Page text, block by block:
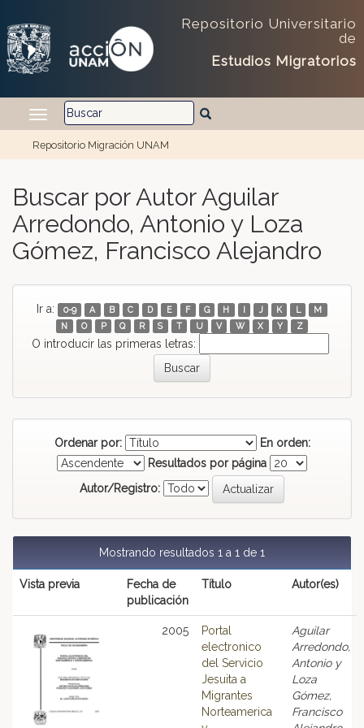
Repositorio Universitario
de
Estudios Migratorios
Repositorio Migración UNAM
Buscar por Autor Aguilar
Arredondo, Antonio y Loza
Gómez, Francisco Alejandro
Ir a: 0-9 A B C D E F G H I J K L
M
N
O P Q R S T U V W X Y Z
O introducir las primeras letras:
Ordenar por:
En orden:
Resultados por página
Autor/Registro:
Mostrando resultados 1 a 1 de 1
Vista previa
Fecha de
publicación
Título Autor(es)
2005
Portal
electronico
del Servicio
Jesuita a
Migrantes
Norteamerica
Aguilar
Arredondo,
Antonio y
Loza
Gómez,
Francisco